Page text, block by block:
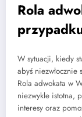
Rola
W sytuacji, kiedy
abyś niezwłocznie
Rola adwokata w
niezwykle istotna,
interesy oraz